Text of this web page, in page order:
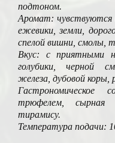
подтоном.
Аромат:
ежевики, земли,
спелой вишни, смолы,
Вкус: с приятными
голубики, черной
железа, дубовой коры,
трюфелем, сырная
тирамису.
Температура подачи: